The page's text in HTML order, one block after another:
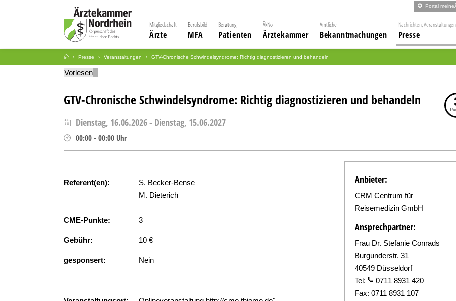
Portal
Mitgliedschaft
Ärzte
Berufsbild
MFA
Beratung
Patienten
ÄkNo
Ärztekammer
Amtliche
Bekanntmachungen
Nachrichten, Veranstaltungen
Presse
Presse Veranstaltungen GTV-Chronische Schwindelsyndrome: Richtig diagnostizieren und behandeln
Vorlesen
GTV-Chronische Schwindelsyndrome: Richtig diagnostizieren und behandeln
Dienstag, 16.06.2026- Dienstag, 15.06.2027
00:00 - 00:00 Uhr
Referent(en):
S. Becker-Bense
M. Dieterich
CME-Punkte: 3
Gebühr: 10 €
gesponsert: Nein
Anbieter:
CRM Centrum für
Reisemedizin GmbH
Ansprechpartner:
Frau Dr. Stefanie Conrads
Burgunderstr. 31
40549 Düsseldorf
Tel:
0711 8931 420
Fax: 0711 8931 107